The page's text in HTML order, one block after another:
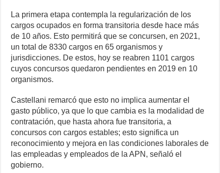
La primera etapa contempla la regularización de los
cargos ocupados en forma transitoria desde hace más
de 10 años. Esto permitirá que se concursen, en 2021,
un total de 8330 cargos en 65 organismos y
jurisdicciones. De estos, hoy se reabren 1101 cargos
cuyos concursos quedaron pendientes en 2019 en 10
organismos.
Castellani remarcó que esto no implica aumentar el
gasto público, ya que lo que cambia es la modalidad de
contratación, que hasta ahora fue transitoria, a
concursos con cargos estables; esto significa un
reconocimiento y mejora en las condiciones laborales de
las empleadas y empleados de la APN, señaló el
gobierno.